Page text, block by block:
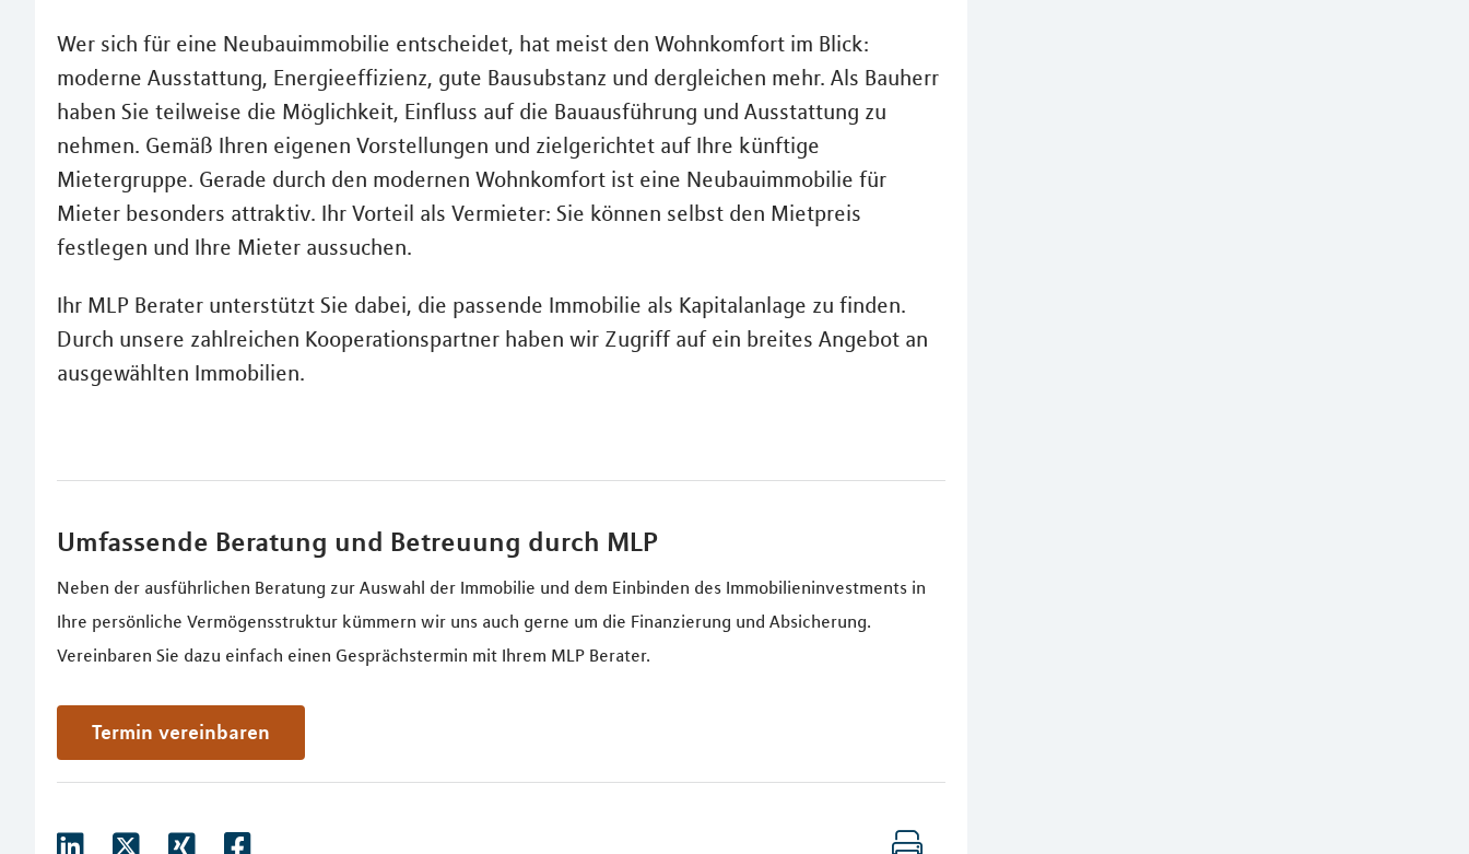
Wer sich für eine Neubauimmobilie entscheidet, hat meist den Wohnkomfort im Blick:
moderne Ausstattung, Energieeffizienz, gute Bausubstanz und dergleichen mehr. Als Bauherr
haben Sie teilweise die Möglichkeit, Einfluss auf die Bauausführung und Ausstattung zu
nehmen. Gemäß Ihren eigenen Vorstellungen und zielgerichtet auf Ihre künftige
Mietergruppe. Gerade durch den modernen Wohnkomfort ist eine Neubauimmobilie für
Mieter besonders attraktiv. Ihr Vorteil als Vermieter: Sie können selbst den Mietpreis
festlegen und Ihre Mieter aussuchen.
Ihr MLP Berater unterstützt Sie dabei, die passende Immobilie als Kapitalanlage zu finden.
Durch unsere zahlreichen Kooperationspartner haben wir Zugriff auf ein breites Angebot an
ausgewählten Immobilien.
Umfassende Beratung und Betreuung durch MLP
Neben der ausführlichen Beratung zur Auswahl der Immobilie und dem Einbinden des Immobilieninvestments in
Ihre persönliche Vermögensstruktur kümmern wir uns auch gerne um die Finanzierung und Absicherung.
Vereinbaren Sie dazu einfach einen Gesprächstermin mit Ihrem MLP Berater.
Termin vereinbaren